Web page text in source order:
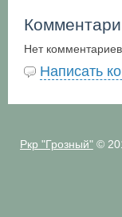
Нет
Написать
Ркр "Грозный"©